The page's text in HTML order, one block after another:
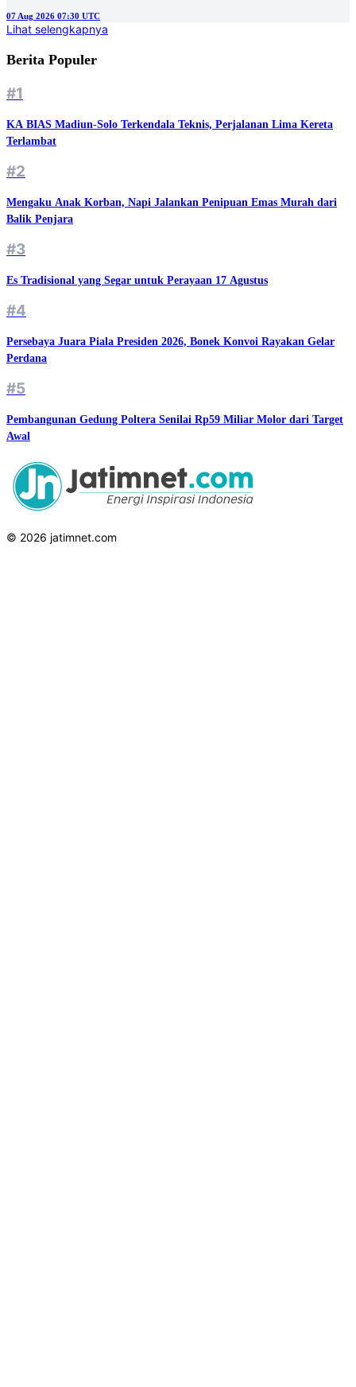
07 Aug 2026 07:30 UTC
Lihat selengkapnya
Berita Populer
#1
KA BIAS Madiun-Solo Terkendala Teknis, Perjalanan Lima Kereta
Terlambat
#2
Mengaku Anak Korban, Napi Jalankan Penipuan Emas Murah dari
Balik Penjara
#3
Es Tradisional yang Segar untuk Perayaan 17 Agustus
#4
Persebaya Juara Piala Presiden 2026, Bonek Konvoi Rayakan Gelar
Perdana
#5
Pembangunan Gedung Poltera Senilai Rp59 Miliar Molor dari Target
Awal
© 2026 jatimnet.com